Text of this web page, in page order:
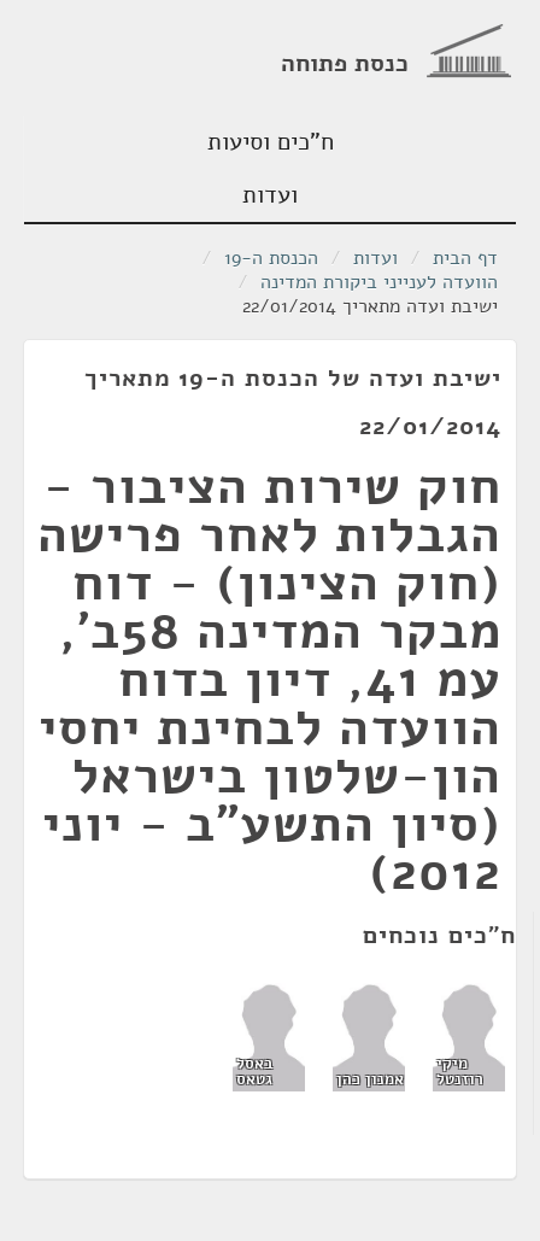
כנסת פתוחה
ח"כים וסיעות
ועדות
דף הבית / ועדות / הכנסת ה-19
/
הוועדה לענייני ביקורת המדינה /
ישיבת ועדה מתאריך 22/01/2014
ישיבת ועדה של הכנסת ה-19 מתאריך
22/01/2014
חוק שירות הציבור -
הגבלות לאחר פרישה
(חוק הצינון) - דוח
מבקר המדינה 58ב',
עמ 41, דיון בדוח
הוועדה לבחינת יחסי
הון-שלטון בישראל
(סיון התשע"ב - יוני
2012)
ח"כים נוכחים
מיקי
רוזנטל אמנון כהן
באסל
גטאס